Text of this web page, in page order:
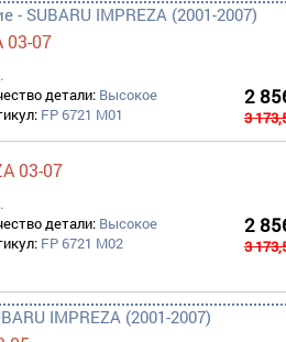
SUBARU IMPREZA (2001-2007)
03-07
детали: Высокое
FP 6721 M01
2
3
03-07
детали: Высокое
FP 6721 M02
2
3
IMPREZA (2001-2007)